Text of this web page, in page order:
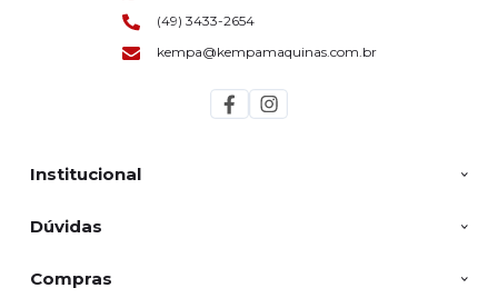
Institucional
Dúvidas
Compras
(49) 3433-2654
kempa@kempamaquinas.com.br